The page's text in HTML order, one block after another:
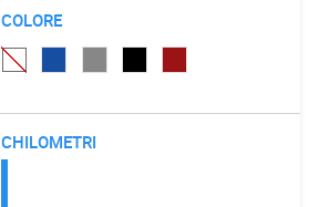
COLORE
CHILOMETRI